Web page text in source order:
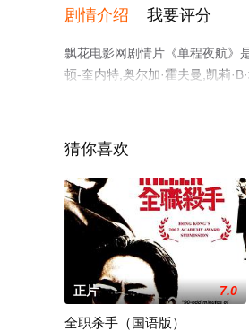
剧情介绍 我要评分
飘花电影网剧情片《单程夜航》
顿-奎内特,奥尔加·霍夫曼,凯莉
完整版电影大全就上飘花影院，
猜你喜欢
正片 7.0
全职杀手（国语版）